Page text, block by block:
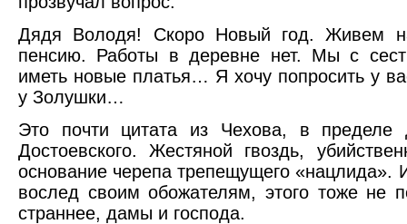
Дядя Володя! Скоро Новый год. Живем
пенсию. Работы в деревне нет. Мы с
иметь новые платья… Я хочу попросить у
у Золушки…
Это почти цитата из Чехова, в пределе
Достоевского. Жестяной гвоздь,
основание черепа трепещущего «нацлида».
вослед своим обожателям, этого тоже не
страннее, дамы и господа.